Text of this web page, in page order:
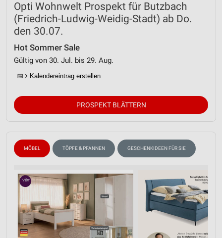
Opti Wohnwelt Prospekt für Butzbach
(Friedrich-Ludwig-Weidig-Stadt) ab Do.
den 30.07.
Hot Sommer Sale
Gültig von 30. Jul. bis 29. Aug.
📅 Kalendereintrag erstellen
PROSPEKT BLÄTTERN
MÖBEL TÖPFE & PFANNEN GESCHENKIDEEN FÜR SIE
Analyse von Zielgruppen durch Statistiken oder
Kombinationen von Daten aus verschiedenen
Quellen
Entwicklung und Verbesserung der Angebote
Verwendung reduzierter Daten zur Auswahl von
Inhalten
Verwendung genauer Standortdaten
Nicht-IAB-Verarbeitungszwecke:
Performance
Funktional
Werbung